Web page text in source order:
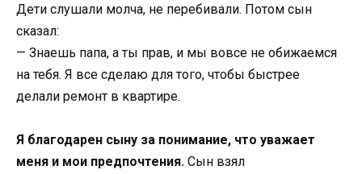
Дети слушали молча, не перебивали. Потом сын
сказал:
— Знаешь папа, а ты прав, и мы вовсе не обижаемся
на тебя. Я все сделаю для того, чтобы быстрее
делали ремонт в квартире.
Я благодарен сыну за понимание, что уважает
меня и мои предпочтения. Сын взял